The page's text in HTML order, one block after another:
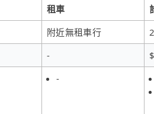
租車
附近無租車行
-
-